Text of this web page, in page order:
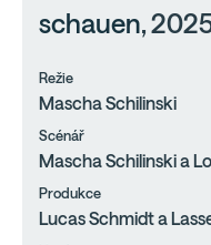
schauen,
Režie
Mascha Schilinski
Scénář
Mascha Schilinski a
Produkce
Lucas Schmidt a